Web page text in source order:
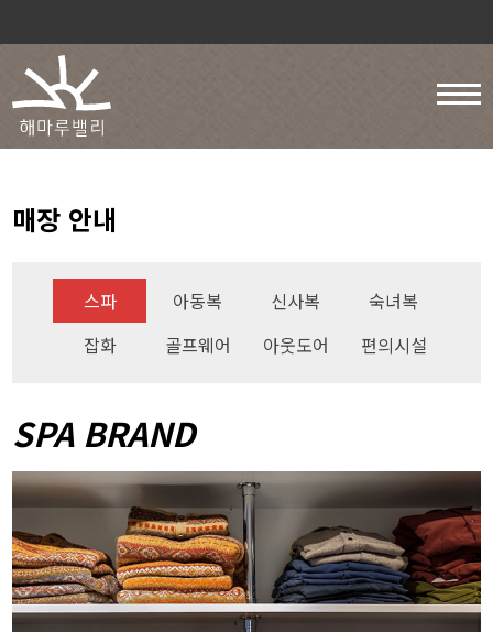
매장 안내
스파 아동복 신사복
숙녀복
잡화
골프웨어 아웃도어 편의시설
SPA BRAND